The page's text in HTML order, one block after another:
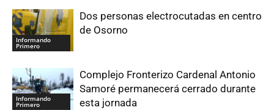
Informando
Primero
Dos personas electrocutadas en centro
de Osorno
Informando
Primero
Complejo Fronterizo Cardenal Antonio
Samoré permanecerá cerrado durante
esta jornada